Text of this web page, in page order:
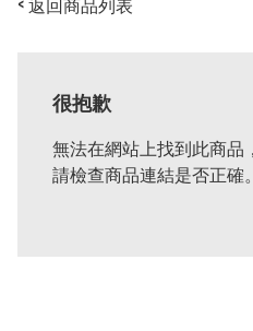
很抱歉
無法在網站上找到此商品
請檢查商品連結是否正確。